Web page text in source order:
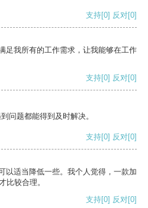
支持[0] 反对[0]
足我所有的工作需求，让我能够在工作
支持[0] 反对[0]
问题都能得到及时解决。
支持[0] 反对[0]
以适当降低一些。我个人觉得，一款加
比较合理。
支持[0] 反对[0]